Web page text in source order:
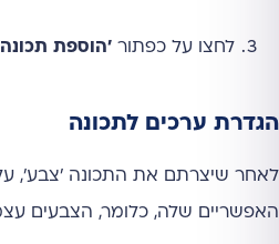
לחצו על כפתור 'הוספת
הגדרת ערכים לתכונה
לאחר שיצרתם את התכונה 'צבע',
האפשריים שלה, כלומר, הצבעים